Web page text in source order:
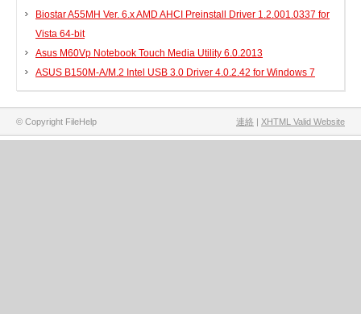
Biostar A55MH Ver. 6.x AMD AHCI Preinstall Driver 1.2.001.0337 for
Vista 64-bit
Asus M60Vp Notebook Touch Media Utility 6.0.2013
ASUS B150M-A/M.2 Intel USB 3.0 Driver 4.0.2.42 for Windows 7
© Copyright FileHelp 連絡 | XHTML Valid Website